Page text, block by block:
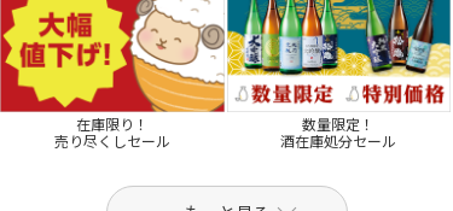
在庫限り！
売り尽くしセール
数量限定！
酒在庫処分セール